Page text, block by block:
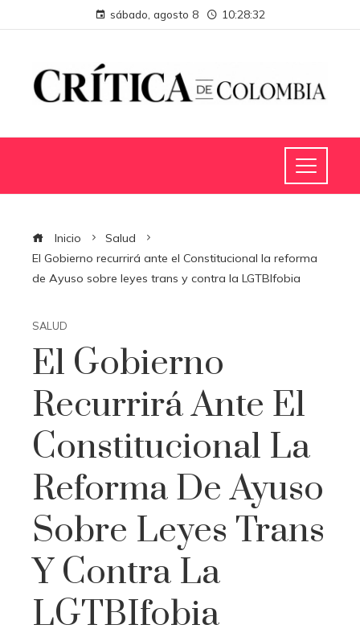
sábado, agosto 8 10:28:32
Inicio
Salud
El Gobierno recurrirá ante el Constitucional la reforma
de Ayuso sobre leyes trans y contra la LGTBIfobia
SALUD
El Gobierno
Recurrirá Ante El
Constitucional La
Reforma De Ayuso
Sobre Leyes Trans
Y Contra La
LGTBIfobia